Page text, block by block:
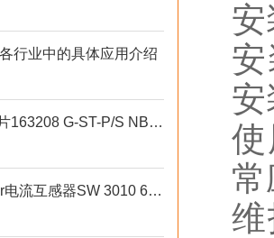
行业中的具体应用介绍
Kroll+Ziller垫片163208 G-ST-P/S NBR-DUO-EL/VA技术特性
Muller+Ziegler电流互感器SW 3010 60/5 A抗干扰设计